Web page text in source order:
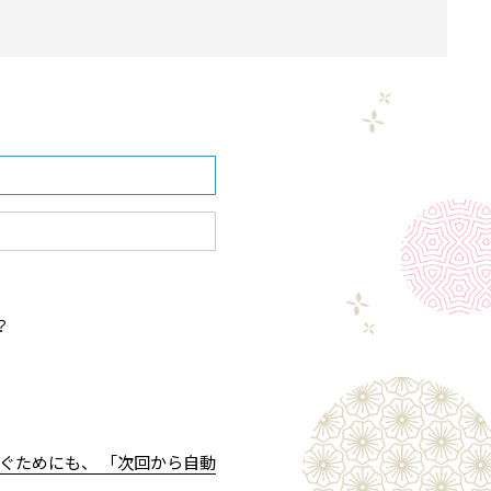
ためにも、 「次回から自動